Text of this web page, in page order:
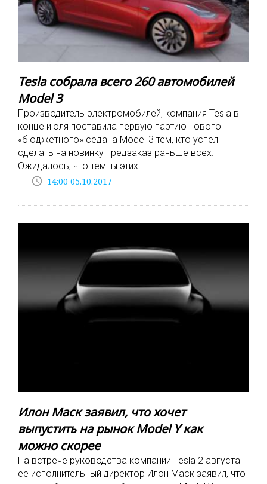
Tesla собрала всего 260 автомобилей
Model 3
Производитель электромобилей, компания Tesla в
конце июля поставила первую партию нового
«бюджетного» седана Model 3 тем, кто успел
сделать на новинку предзаказ раньше всех.
Ожидалось, что темпы этих
access_time 14:00 05.10.2017
Илон Маск заявил, что хочет
выпустить на рынок Model Y как
можно скорее
На встрече руководства компании Tesla 2 августа
ее исполнительный директор Илон Маск заявил, что